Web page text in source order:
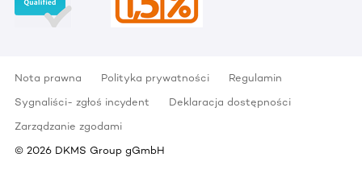
Nota prawna Polityka prywatności
Regulamin
Sygnaliści- zgłoś incydent
Deklaracja dostępności
Zarządzanie zgodami
© 2026 DKMS Group gGmbH